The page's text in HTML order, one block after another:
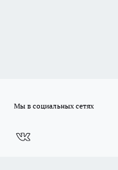
Мы в социальных сетях